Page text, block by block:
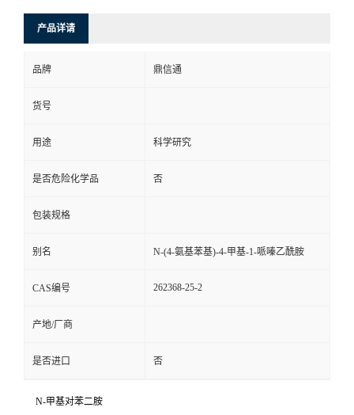
产品详请
品牌 鼎信通
货号
用途 科学研究
是否危险化学品 否
包装规格
别名 N-(4-氨基苯基)-4-甲基-1-哌嗪乙酰胺
CAS编号 262368-25-2
产地/厂商
是否进口 否
N-甲基对苯二胺